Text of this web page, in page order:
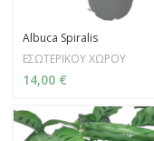
Albuca Spiralis
ΕΣΩΤΕΡΙΚΟΥ ΧΩΡΟΥ
14,00 €